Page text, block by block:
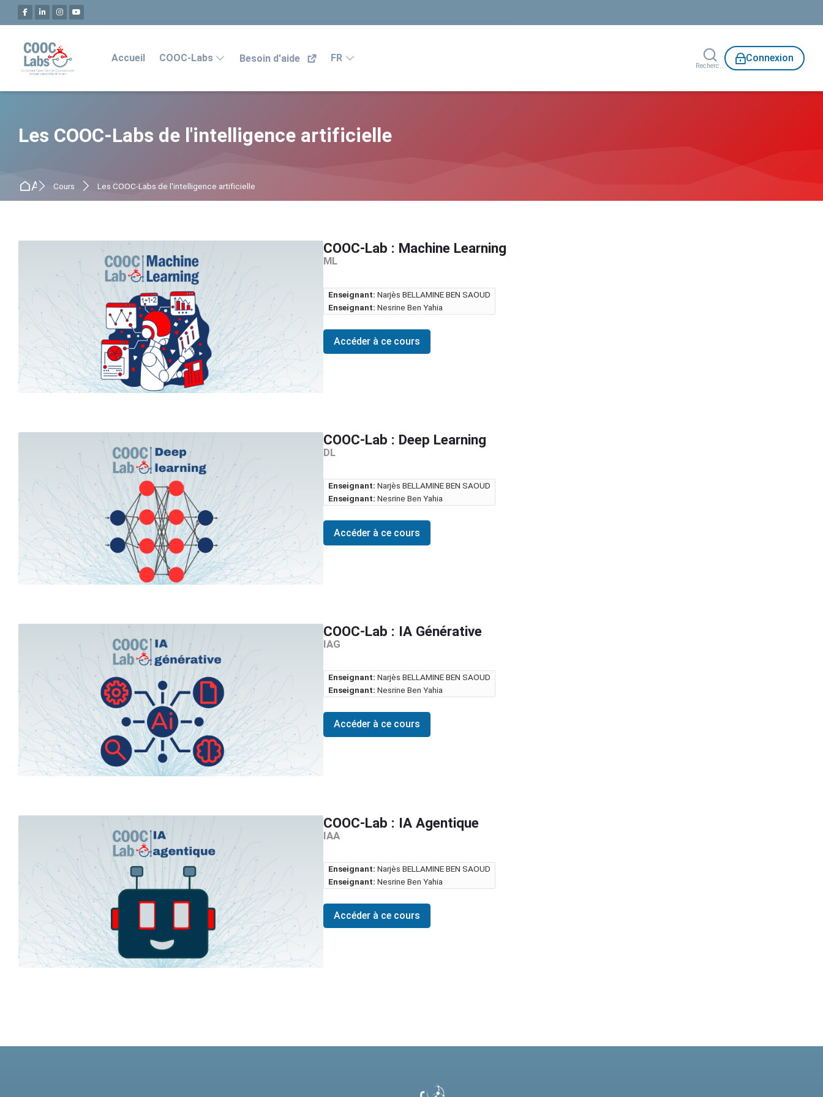
Passer à la navigation
Passer au formulaire de recherche
Passer au formulaire de connexion
Passer au contenu principal
Passer au pied de page
Accueil COOC-Labs Besoin d'aide FR
Rechercher
Connexion
Les COOC-Labs de l'intelligence artificielle
Accueil
Cours Les COOC-Labs de l'intelligence artificielle
COOC-Lab : Machine Learning
ML
Enseignant: Narjès BELLAMINE BEN SAOUD
Enseignant: Nesrine Ben Yahia
Accéder à ce cours
COOC-Lab : Deep Learning
DL
Enseignant: Narjès BELLAMINE BEN SAOUD
Enseignant: Nesrine Ben Yahia
Accéder à ce cours
COOC-Lab : IA Générative
IAG
Enseignant: Narjès BELLAMINE BEN SAOUD
Enseignant: Nesrine Ben Yahia
Accéder à ce cours
COOC-Lab : IA Agentique
IAA
Enseignant: Narjès BELLAMINE BEN SAOUD
Enseignant: Nesrine Ben Yahia
Accéder à ce cours